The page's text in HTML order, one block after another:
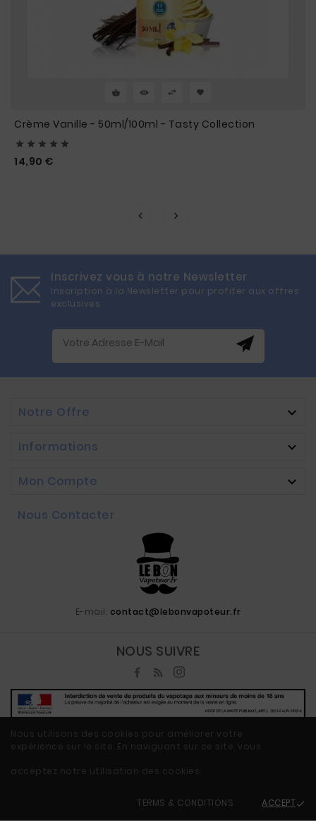
Nous utilisons des cookies pour améliorer votre
expérience sur le site. En naviguant sur ce site, vous
acceptez notre utilisation des cookies.
TERMS & CONDITIONS ACCEPT
Crème Vanille - 50ml/100ml - Tasty Collection
    
14,90 €
Inscrivez vous à notre Newsletter
Inscription à la Newsletter pour profiter aux offres
exclusives
Notre Offre 
Informations 
Mon Compte 
Nous Contacter
E-mail: contact@lebonvapoteur.fr
NOUS SUIVRE
© 2020 - Ecommerce Vape By LeBonVapoteur.fr™